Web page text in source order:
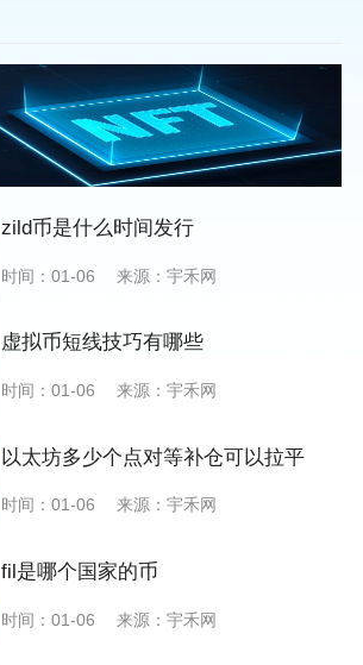
zild币是什么时间发行
时间：01-06 来源：宇禾网
虚拟币短线技巧有哪些
时间：01-06 来源：宇禾网
以太坊多少个点对等补仓可以拉平
时间：01-06 来源：宇禾网
fil是哪个国家的币
时间：01-06 来源：宇禾网